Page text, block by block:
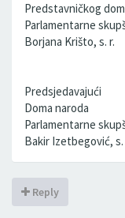
Predstavničkog
Parlamentarne
Borjana Krišto, s. r.
Predsjedavajući
Doma naroda
Parlamentarne
Bakir Izetbegović, s.
Reply